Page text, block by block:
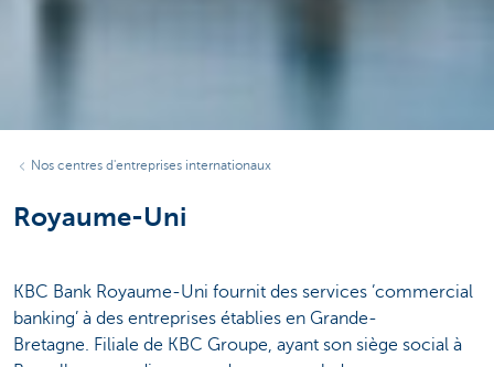
Nos centres d'entreprises internationaux
Royaume-Uni
KBC Bank Royaume-Uni fournit des services ’commercial
banking’ à des entreprises établies en Grande-
Bretagne. Filiale de KBC Groupe, ayant son siège social à